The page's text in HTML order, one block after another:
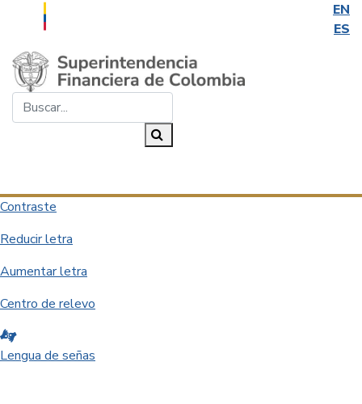
EN
ES
Saltar al contenido principal
Contraste
Reducir letra
Aumentar letra
Centro de relevo
Lengua de señas